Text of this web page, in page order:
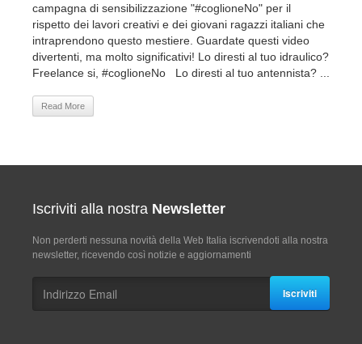
campagna di sensibilizzazione "#coglioneNo" per il
rispetto dei lavori creativi e dei giovani ragazzi italiani che
intraprendono questo mestiere. Guardate questi video
divertenti, ma molto significativi! Lo diresti al tuo idraulico?
Freelance si, #coglioneNo Lo diresti al tuo antennista? ...
Read More
Iscriviti alla nostra Newsletter
Non perderti nessuna novità della Web Italia iscrivendoti alla nostra
newsletter, ricevendo così notizie e aggiornamenti
Iscriviti